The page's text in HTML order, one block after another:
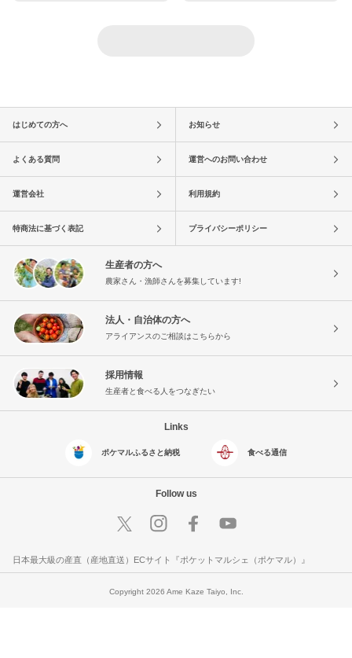
はじめての方へ お知らせ
よくある質問 運営へのお問い合わせ
運営会社 利用規約
特商法に基づく表記 プライバシーポリシー
生産者の方へ
農家さん・漁師さんを募集しています!
法人・自治体の方へ
アライアンスのご相談はこちらから
採用情報
生産者と食べる人をつなぎたい
Links
ポケマルふるさと納税 食べる通信
Follow us
日本最大級の産直（産地直送）ECサイト『ポケットマルシェ（ポケマル）』
Copyright 2026 Ame Kaze Taiyo, Inc.